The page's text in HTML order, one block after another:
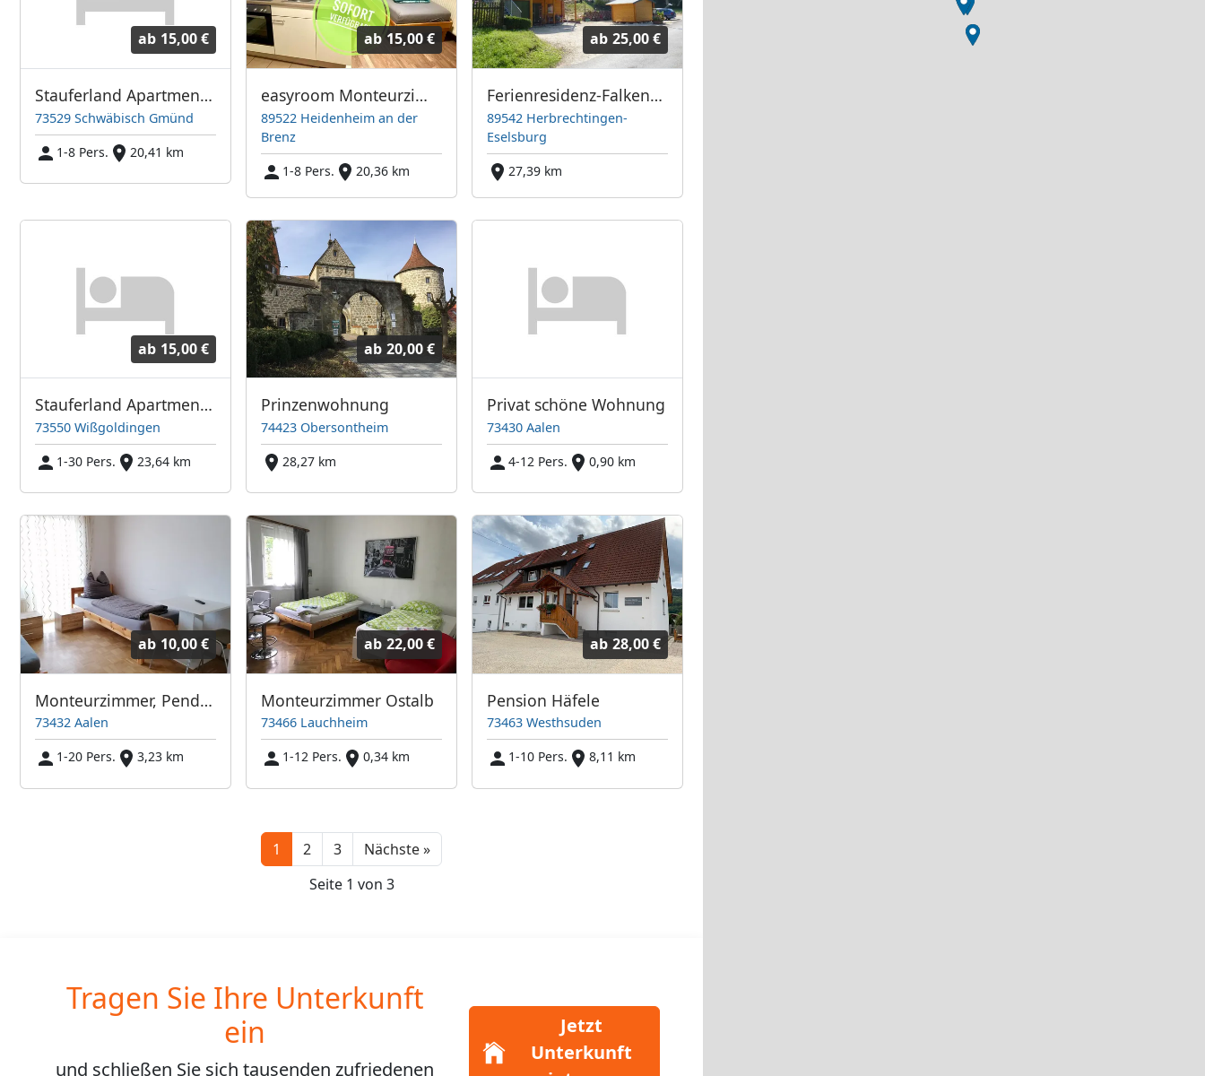
ab 15,00 €
Stauferland Apartments Schwäbisch Gmünd
73529 Schwäbisch Gmünd
1-8 Pers.
20,41 km
ab 15,00 €
easyroom Monteurzimmer in Heidenheim verschiedene Größen
89522 Heidenheim an der
Brenz
1-8 Pers.
20,36 km
ab 25,00 €
Ferienresidenz-Falkenstein
89542 Herbrechtingen-
Eselsburg
27,39 km
ab 15,00 €
Stauferland Apartments Wißgoldingen
73550 Wißgoldingen
1-30 Pers.
23,64 km
ab 20,00 €
Prinzenwohnung
74423 Obersontheim
28,27 km
Privat schöne Wohnung
73430 Aalen
4-12 Pers.
0,90 km
ab 10,00 €
Monteurzimmer, Pendlerzimmer, Zimmervermietung
73432 Aalen
1-20 Pers.
3,23 km
ab 22,00 €
Monteurzimmer Ostalb
73466 Lauchheim
1-12 Pers.
0,34 km
ab 28,00 €
Pension Häfele
73463 Westhsuden
1-10 Pers.
8,11 km
1 2 3 Nächste »Next
Seite 1 von 3
Tragen Sie Ihre Unterkunft
ein
und schließen Sie sichtausenden zufriedenen
Jetzt
Unterkunft